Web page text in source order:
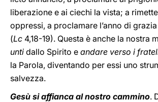
liberazione e ai ciechi la vista; a
oppressi, a proclamare l’anno di
(Lc 4,18-19). Questa è anche la nostra
unti dallo Spirito e andare verso i
la Parola, diventando per essi uno
salvezza.
Gesù si affianca al nostro cammino.